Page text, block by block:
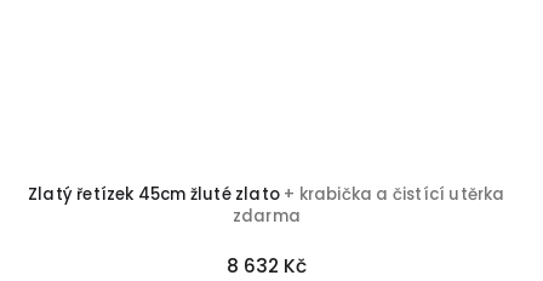
Zlatý řetízek 45cm žluté zlato + krabička a čistící utěrka
zdarma
8 632 Kč